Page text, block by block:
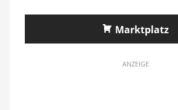
Marktplatz
ANZEIGE